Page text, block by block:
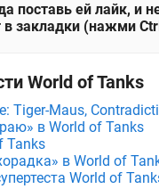
поставь ей лайк, и
закладки (нажми
World of Tanks
Tiger-Maus,
в World of Tanks
Tanks
в World of
World of